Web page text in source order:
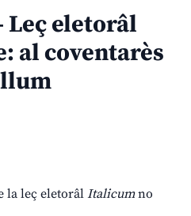
Leç eletorâl
al coventarès
la leç eletorâl Italicumno